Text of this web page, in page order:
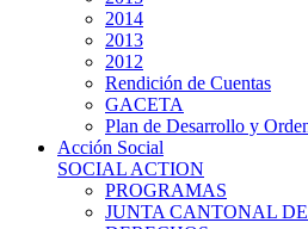
2014
2013
2012
Rendición de Cuentas
GACETA
Plan de Desarrollo y
Acción Social
SOCIAL ACTION
PROGRAMAS
JUNTA CANTONAL